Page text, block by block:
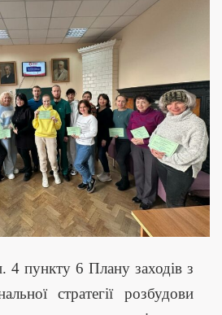
4 пункту 6 Плану заходів з
стратегії розбудови